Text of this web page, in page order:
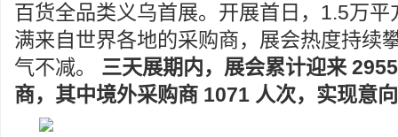
百货全品类义乌首展。开展首日，1.5万
满来自世界各地的采购商，展会热度持续
气不减。 三天展期内，展会累计迎来
商，其中境外采购商 1071 人次，实现意